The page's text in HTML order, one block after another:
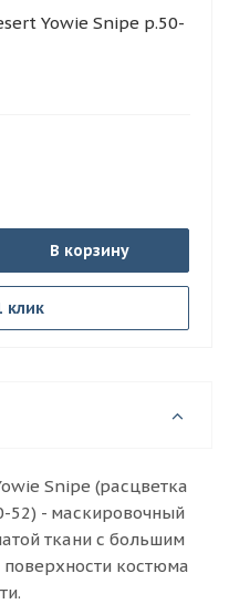
Yowie Snipe р.50-
В корзину
клик
Snipe (расцветка
52) - маскировочный
ткани с большим
костюма